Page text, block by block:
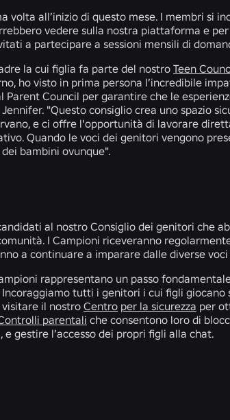
volta all’inizio di questo mese. I membri si
vedere sulla nostra piattaforma e
a partecipare a sessioni mensili di
la cui figlia fa parte del nostro Teen
ho visto in prima persona l’incredibile
Council per garantire che le
"Questo consiglio crea uno spazio
e ci offre l'opportunità di lavorare
Quando le voci dei genitori vengono
bambini ovunque".
al nostro Consiglio dei genitori che
I Campioni riceveranno
a continuare a imparare dalle diverse
rappresentano un passo
tutti i genitori i cui figli giocano
il nostro Centro per la sicurezza per
parentali che consentono loro di
gestire l’accesso dei propri figli alla chat.